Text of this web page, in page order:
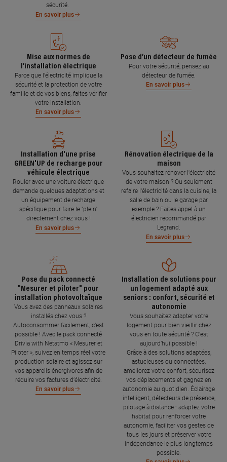
sécurité.
En savoir plus
Mise aux normes de
l’installation électrique
Parce que l’électricité implique la
sécurité et la protection de votre
famille et de vos biens, faites vérifier
votre installation.
En savoir plus
Pose d’un détecteur de fumée
Pour votre sécurité, pensez au
détecteur de fumée.
En savoir plus
Installation d'une prise
GREEN'UP de recharge pour
véhicule électrique
Rouler avec une voiture électrique
demande quelques adaptations et
un équipement de recharge
spécifique pour faire le "plein"
directement chez vous !
En savoir plus
Rénovation électrique de la
maison
Vous souhaitez rénover l'électricité
de votre maison ? Ou seulement
refaire l'électricité dans la cuisine, la
salle de bain ou le garage par
exemple ? Faites appel à un
électricien recommandé par
Legrand.
En savoir plus
Pose du pack connecté
"Mesurer et piloter" pour
installation photovoltaïque
Vous avez des panneaux solaires
installés chez vous ?
Autoconsommer facilement, c’est
possible ! Avec le pack connecté
Drivia with Netatmo « Mesurer et
Piloter », suivez en temps réel votre
production solaire et agissez sur
vos appareils énergivores afin de
réduire vos factures d’électricité.
En savoir plus
Installation de solutions pour
un logement adapté aux
seniors : confort, sécurité et
autonomie
Vous souhaitez adapter votre
logement pour bien vieillir chez
vous en toute sécurité ? C’est
aujourd’hui possible !
Grâce à des solutions adaptées,
astucieuses ou connectées,
améliorez votre confort, sécurisez
vos déplacements et gagnez en
autonomie au quotidien. Éclairage
intelligent, détecteurs de présence,
pilotage à distance : adaptez votre
habitat pour renforcer votre
autonomie, faciliter vos gestes de
tous les jours et préserver votre
indépendance le plus longtemps
possible.